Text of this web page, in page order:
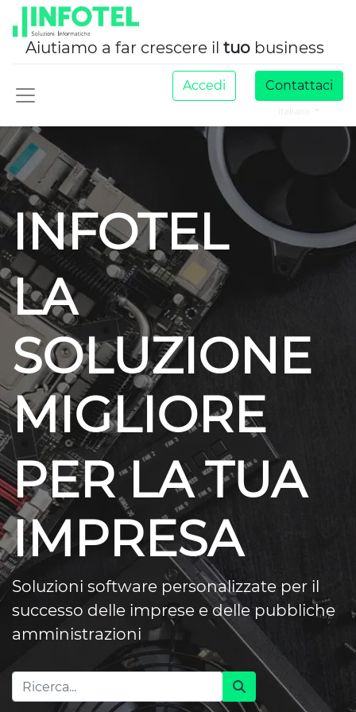
Aiutiamo a far crescere il tuo business
Accedi Contattaci
INFOTEL
LA
SOLUZIONE
MIGLIORE
PER LA TUA
IMPRESA
Soluzioni software personalizzate per il
successo delle imprese e delle pubbliche
amministrazioni